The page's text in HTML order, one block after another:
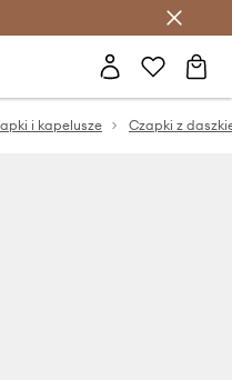
Club >
i kapelusze Czapki z